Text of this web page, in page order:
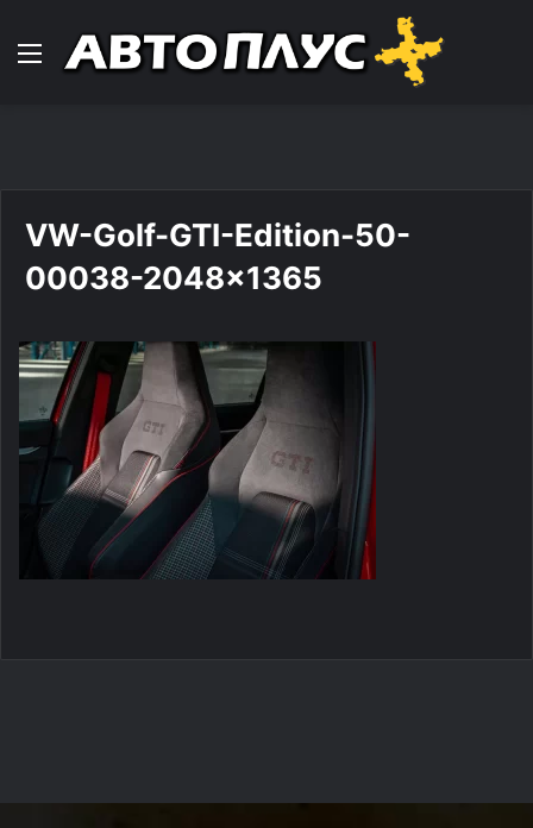
Навигација
VW-Golf-GTI-Edition-50-
00038-2048×1365